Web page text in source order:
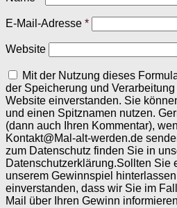
E-Mail-Adresse *
Website
Mit der Nutzung dieses
der Speicherung und
Website einverstanden. Sie
und einen Spitznamen nutzen.
(dann auch Ihren Kommentar),
Kontakt@Mal-alt-werden.de
zum Datenschutz finden Sie in
Datenschutzerklärung.Sollten Sie
unserem Gewinnspiel
einverstanden, dass wir Sie im
Mail über Ihren Gewinn